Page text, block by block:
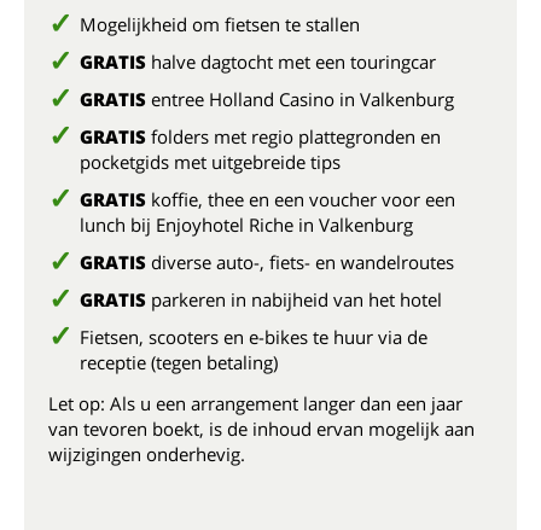
Mogelijkheid om fietsen te stallen
GRATIS halve dagtocht met een touringcar
GRATIS entree Holland Casino in Valkenburg
GRATIS folders met regio plattegronden en
pocketgids met uitgebreide tips
GRATIS koffie, thee en een voucher voor een
lunch bij Enjoyhotel Riche in Valkenburg
GRATIS diverse auto-, fiets- en wandelroutes
GRATIS parkeren in nabijheid van het hotel
Fietsen, scooters en e-bikes te huur via de
receptie (tegen betaling)
Let op: Als u een arrangement langer dan een jaar
van tevoren boekt, is de inhoud ervan mogelijk aan
wijzigingen onderhevig.